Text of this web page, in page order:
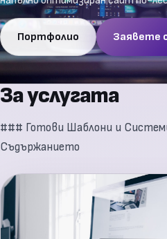
Портфолио Заявете
За услугата
### Готови Шаблони и
Съдържанието